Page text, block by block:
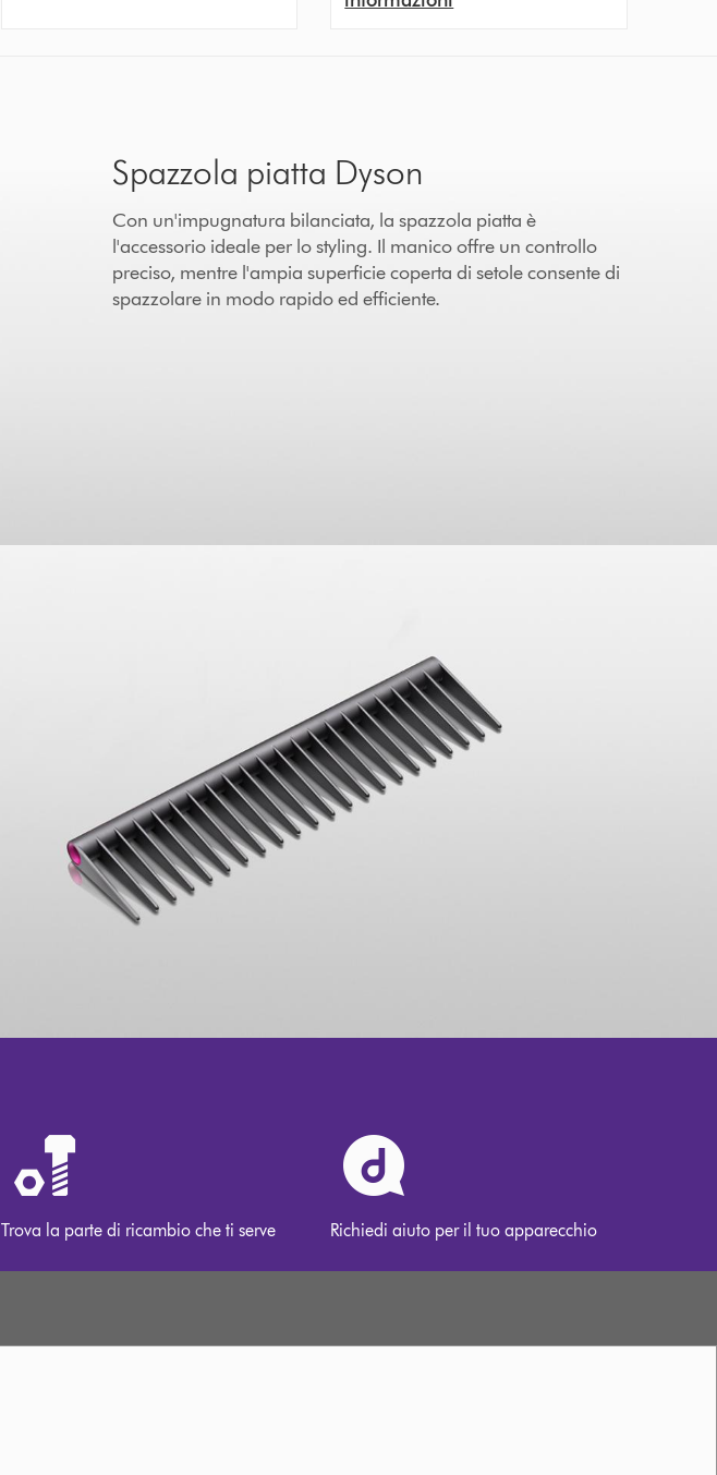
Spazzola piatta Dyson
Con un'impugnatura bilanciata, la spazzola piatta è
l'accessorio ideale per lo styling. Il manico offre un controllo
preciso, mentre l'ampia superficie coperta di setole consente di
spazzolare in modo rapido ed efficiente.
Trova la parte di ricambio che ti serve Richiedi aiuto per il tuo apparecchio